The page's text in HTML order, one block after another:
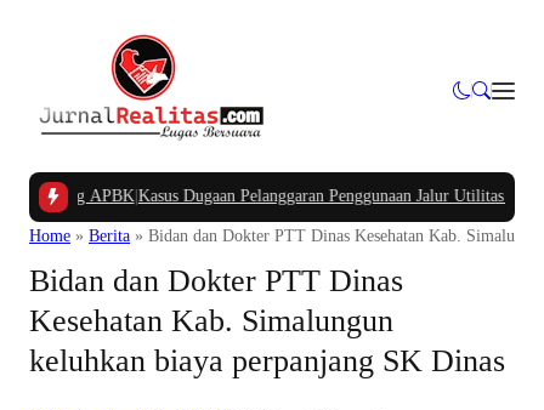
APBK|Kasus Dugaan Pelanggaran Penggunaan Jalur Utilitas Jababeka
Home » Berita » Bidan dan Dokter PTT Dinas Kesehatan Kab.
Bidan dan Dokter PTT Dinas
Kesehatan Kab. Simalungun
keluhkan biaya perpanjang SK Dinas